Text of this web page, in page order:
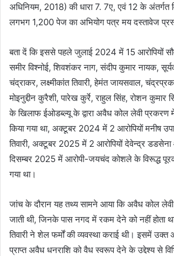
अधिनियम, 2018) की धारा 7. 7ए, एवं 12 के अंतर्गत
लगभग 1,200 पेज का अभियोग पत्र मय दस्तावेज
बता दें कि इससे पहले जुलाई 2024 में 15 आरोपियों
समीर विश्नोई, शिवशंकर नाग, संदीप कुमार नायक,
चंद्राकर, लक्ष्मीकांत तिवारी, हेमंत जायसवाल,
मोइनुद्दीन कुरैशी, पारेख कुर्रे, राहुल सिंह, रोशन कुमार
के खिलाफ ईओडब्ल्यू के द्वारा अवैध कोल लेवी प्रकरण
किया गया था, अक्टूबर 2024 में 2 आरोपियों मनीष
तिवारी, अक्टूबर 2025 में 2 आरोपियों देवेन्द्र
दिसम्बर 2025 में आरोपी-जयचंद कोशले के विरूद्ध
गया था।
जांच के दौरान यह तथ्य सामने आया कि अवैध कोल
जाती थी, जिनके पास नगद में रकम देने को नहीं होता
तिवारी ने शेल फर्मों की व्यवस्था कराई थी। इसमें उक्त
प्राप्त अवैध धनराशि को वैध स्वरूप देने के उद्देश्य से